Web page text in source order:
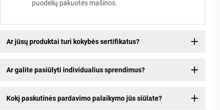
puodelių pakuotės mašinos.
Ar jūsų produktai turi kokybės sertifikatus?
Ar galite pasiūlyti individualius sprendimus?
Kokį paskutinės pardavimo palaikymo jūs siūlate?